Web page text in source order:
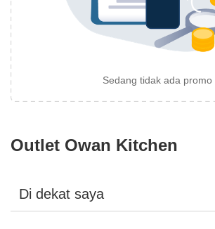
Sedang tidak ada promo
Outlet Owan Kitchen